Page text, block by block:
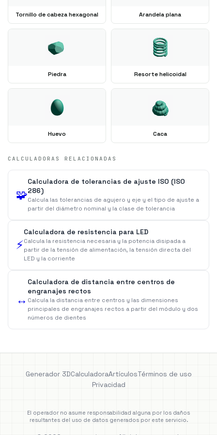
Tornillo de cabeza hexagonal Arandela plana
Piedra Resorte helicoidal
Huevo Caca
CALCULADORAS RELACIONADAS
🧩
Calculadora de tolerancias de ajuste ISO (ISO
286)
Calcula las tolerancias de agujero y eje y el tipo de ajuste a
partir del diámetro nominal y la clase de tolerancia
⚡
Calculadora de resistencia para LED
Calcula la resistencia necesaria y la potencia disipada a
partir de la tensión de alimentación, la tensión directa del
LED y la corriente
↔️
Calculadora de distancia entre centros de
engranajes rectos
Calcula la distancia entre centros y las dimensiones
principales de engranajes rectos a partir del módulo y dos
números de dientes
Generador 3DCalculadoraArtículosTérminos de uso
Privacidad
El operador no asume responsabilidad alguna por los daños
resultantes del uso de datos generados por este servicio.